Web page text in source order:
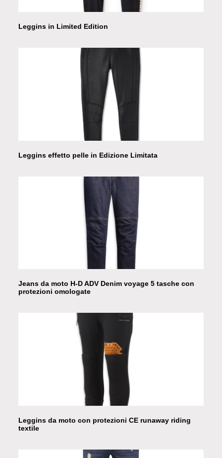
Leggins in Limited Edition
Leggins effetto pelle in Edizione Limitata
Jeans da moto H-D ADV Denim voyage 5 tasche con
protezioni omologate
Leggins da moto con protezioni CE runaway riding
textile